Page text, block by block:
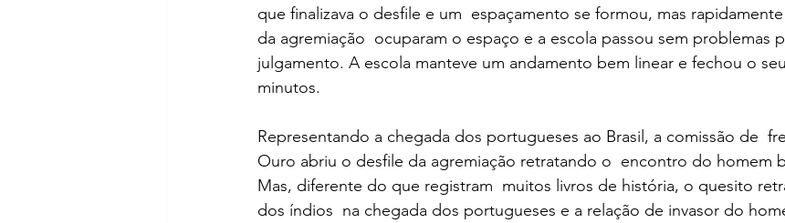
que finalizava o desfile e um  espaçamento se formou, mas
da agremiação  ocuparam o espaço e a escola passou sem problemas
julgamento. A escola manteve um andamento bem linear e fechou o
minutos.
Representando a chegada dos portugueses ao Brasil, a comissão de
Ouro abriu o desfile da agremiação retratando o  encontro do homem
Mas, diferente do que registram  muitos livros de história, o quesito
dos índios  na chegada dos portugueses e a relação de invasor do